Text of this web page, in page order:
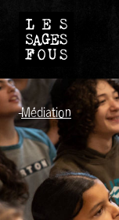
Médiation
-